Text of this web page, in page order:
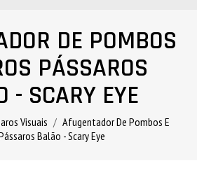
DE POMBOS
PÁSSAROS
- SCARY EYE
Visuais
Afugentador De Pombos E
Balão - Scary Eye